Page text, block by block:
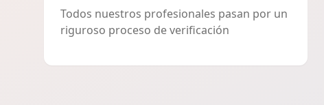
Todos nuestros profesionales pasan por un
riguroso proceso de verificación